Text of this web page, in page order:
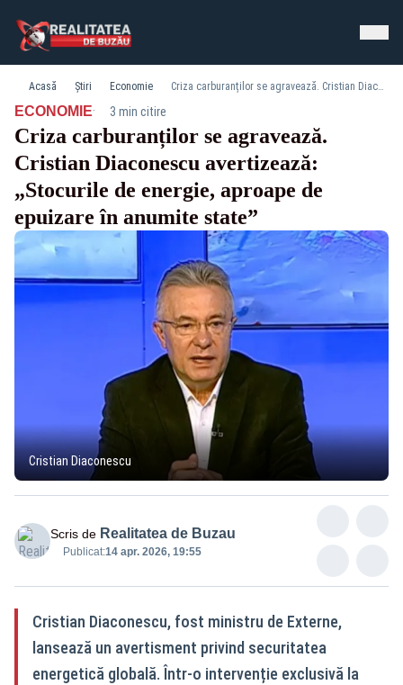
Acasă Știri Economie Criza carburanților se agravează. Cristian Diaconescu avertizează: „Stocurile de energie, aproape de epuizare în anumite state”
ECONOMIE· 3 min citire
Criza carburanților se agravează.
Cristian Diaconescu avertizează:
„Stocurile de energie, aproape de
epuizare în anumite state”
Cristian Diaconescu
Scris de Realitatea de Buzau
Publicat:14 apr. 2026, 19:55
Cristian Diaconescu, fost ministru de Externe,
lansează un avertisment privind securitatea
energetică globală. Într-o intervenție exclusivă la